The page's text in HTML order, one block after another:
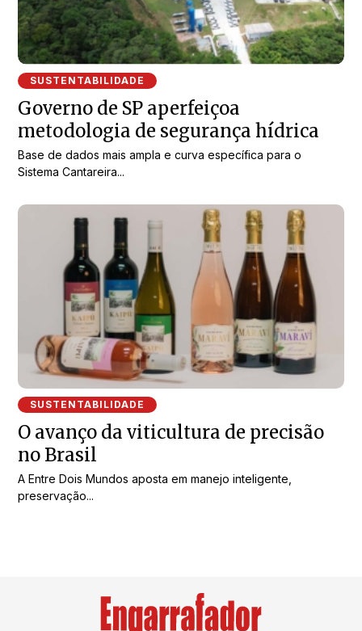
SUSTENTABILIDADE
Governo de SP aperfeiçoa
metodologia de segurança hídrica
Base de dados mais ampla e curva específica para o
Sistema Cantareira...
SUSTENTABILIDADE
O avanço da viticultura de precisão
no Brasil
A Entre Dois Mundos aposta em manejo inteligente,
preservação...